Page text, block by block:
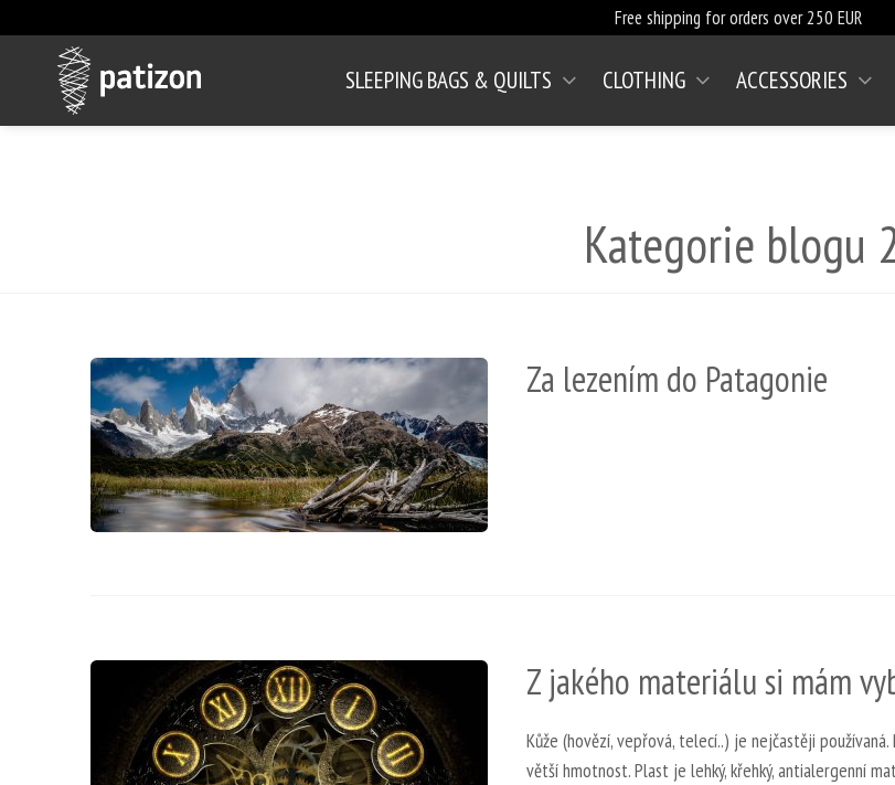
Free shipping for orders over 250 EUR
SLEEPING BAGS & QUILTS CLOTHING ACCESSORIES
Kategorie blogu
Za lezením do Patagonie
Z jakého materiálu si mám
Kůže (hovězí, vepřová, telecí..) je nejčastěji
větší hmotnost. Plast je lehký, křehký, antialergenní